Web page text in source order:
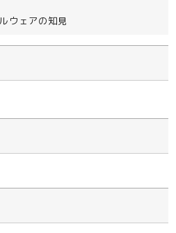
ウェアの知見